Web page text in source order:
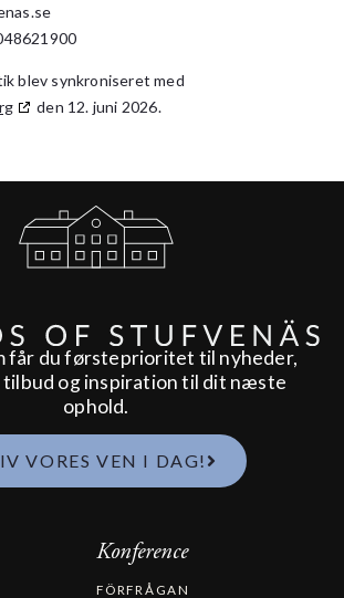
blev synkroniseret med
den 12. juni 2026.
får du førsteprioritet til nyheder,
tilbud og inspiration til dit næste
ophold.
VORES VEN I DAG!
Konference
FÖRFRÅGAN